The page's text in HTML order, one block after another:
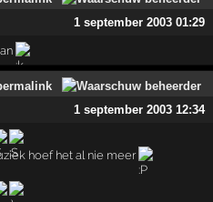
1 september 2003 01:29
1 september 2003 12:34
hoef het al nie meer